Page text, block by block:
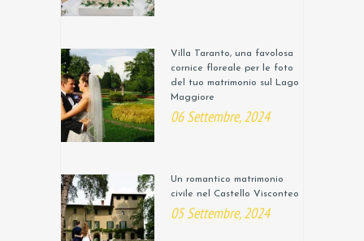
Villa Taranto, una favolosa
cornice floreale per le foto
del tuo matrimonio sul Lago
Maggiore
06 Settembre, 2024
Un romantico matrimonio
civile nel Castello Visconteo
05 Settembre, 2024